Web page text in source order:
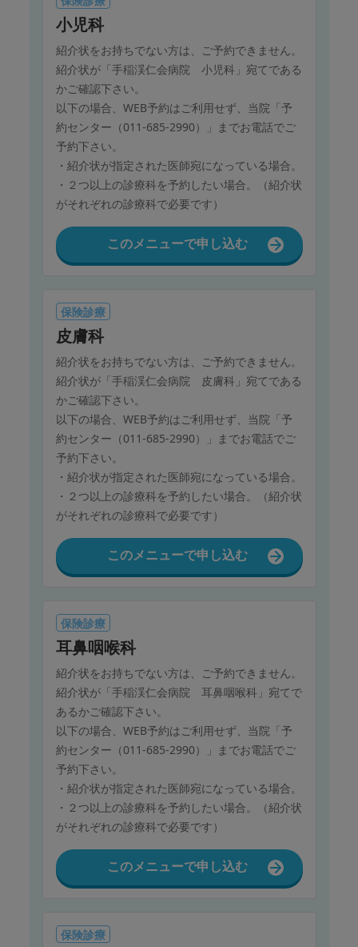
小児科
紹介状をお持ちでない方は、ご予約できません。
紹介状が「手稲渓仁会病院 小児科」宛てである
かご確認下さい。
以下の場合、WEB予約はご利用せず、当院「予
約センター（011-685-2990）」までお電話でご
予約下さい。
・紹介状が指定された医師宛になっている場合。
・２つ以上の診療科を予約したい場合。（紹介状
がそれぞれの診療科で必要です）
このメニューで申し込む
保険診療
皮膚科
紹介状をお持ちでない方は、ご予約できません。
紹介状が「手稲渓仁会病院 皮膚科」宛てである
かご確認下さい。
以下の場合、WEB予約はご利用せず、当院「予
約センター（011-685-2990）」までお電話でご
予約下さい。
・紹介状が指定された医師宛になっている場合。
・２つ以上の診療科を予約したい場合。（紹介状
がそれぞれの診療科で必要です）
このメニューで申し込む
保険診療
耳鼻咽喉科
紹介状をお持ちでない方は、ご予約できません。
紹介状が「手稲渓仁会病院 耳鼻咽喉科」宛てで
あるかご確認下さい。
以下の場合、WEB予約はご利用せず、当院「予
約センター（011-685-2990）」までお電話でご
予約下さい。
・紹介状が指定された医師宛になっている場合。
・２つ以上の診療科を予約したい場合。（紹介状
がそれぞれの診療科で必要です）
このメニューで申し込む
保険診療